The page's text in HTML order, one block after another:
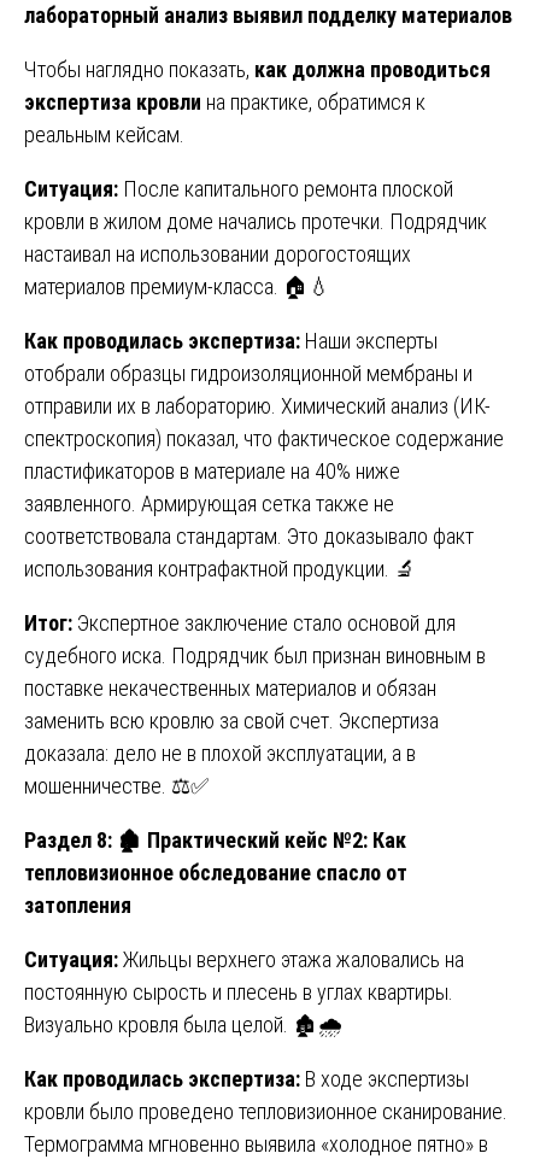
лабораторный анализ выявил подделку материалов
Чтобы наглядно показать, как должна проводиться
экспертиза кровли на практике, обратимся к
реальным кейсам.
Ситуация: После капитального ремонта плоской
кровли в жилом доме начались протечки. Подрядчик
настаивал на использовании дорогостоящих
материалов премиум-класса. 🏠💧
Как проводилась экспертиза: Наши эксперты
отобрали образцы гидроизоляционной мембраны и
отправили их в лабораторию. Химический анализ (ИК-
спектроскопия) показал, что фактическое содержание
пластификаторов в материале на 40% ниже
заявленного. Армирующая сетка также не
соответствовала стандартам. Это доказывало факт
использования контрафактной продукции. 🔬
Итог: Экспертное заключение стало основой для
судебного иска. Подрядчик был признан виновным в
поставке некачественных материалов и обязан
заменить всю кровлю за свой счет. Экспертиза
доказала: дело не в плохой эксплуатации, а в
мошенничестве. ⚖️✅
Раздел 8: 🏚 ️ Практический кейс №2: Как
тепловизионное обследование спасло от
затопления
Ситуация:Жильцы верхнего этажа жаловались на
постоянную сырость и плесень в углах квартиры.
Визуально кровля была целой. 🏚️🌧️
Как проводилась экспертиза: В ходе экспертизы
кровли было проведено тепловизионное сканирование.
Термограмма мгновенно выявила «холодное пятно» в